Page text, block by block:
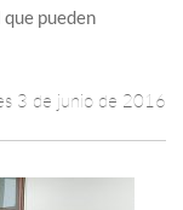
pueden
3 de junio de 2016